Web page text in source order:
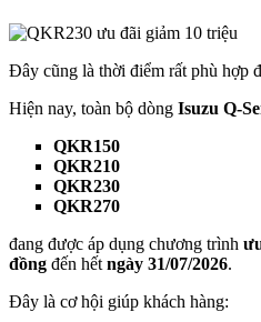
Đây cũng là thời điểm rất phù hợp
Hiện nay, toàn bộ dòng Isuzu Q-
QKR150
QKR210
QKR230
QKR270
đang được áp dụng chương trình
đồng đến hết ngày 31/07/2026.
Đây là cơ hội giúp khách hàng: